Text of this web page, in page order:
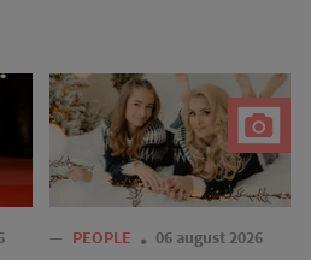
— PEOPLE 06 august 2026